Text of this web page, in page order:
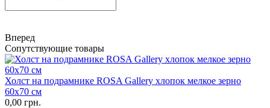
Вперед
Сопутствующие товары
Холст на подрамнике ROSA Gallery хлопок мелкое зерно
60х70 см
0,00 грн.